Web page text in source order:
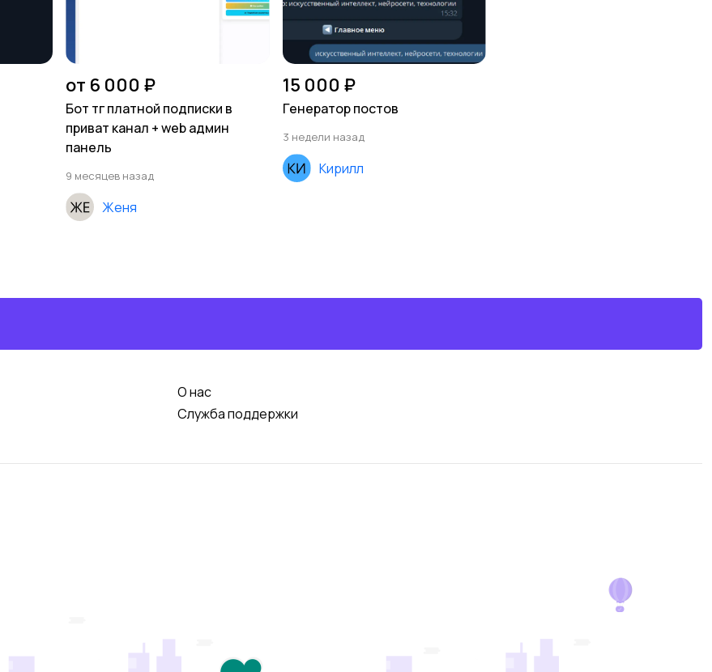
от 6 000 ₽
Бот тг платной подписки в
приват канал + web админ
панель
9 месяцев назад
Женя
15 000 ₽
Генератор постов
3 недели назад
Кирилл
О нас
Служба поддержки